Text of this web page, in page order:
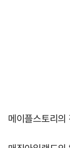
메이플스토리의